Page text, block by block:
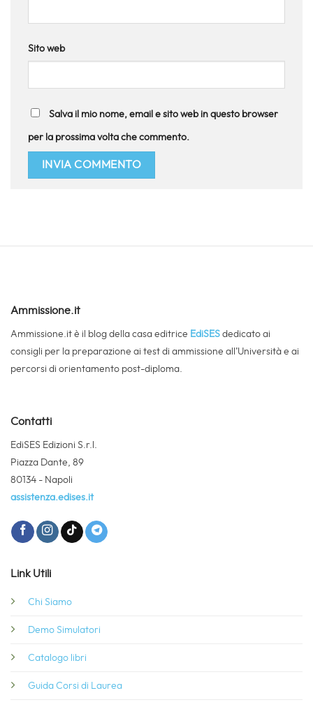
Sito web
Salva il mio nome, email e sito web in questo browser
per la prossima volta che commento.
Ammissione.it
Ammissione.it è il blog della casa editrice EdiSES dedicato ai
consigli per la preparazione ai test di ammissione all’Università e ai
percorsi di orientamento post-diploma.
Contatti
EdiSES Edizioni S.r.l.
Piazza Dante, 89
80134 - Napoli
assistenza.edises.it
Link Utili
Chi Siamo
Demo Simulatori
Catalogo libri
Guida Corsi di Laurea